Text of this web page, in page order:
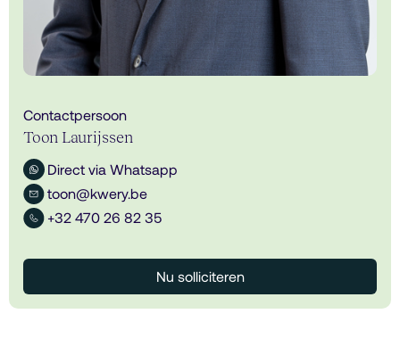
Contactpersoon
Toon Laurijssen
Direct via Whatsapp
toon@kwery.be
+32 470 26 82 35
Nu solliciteren